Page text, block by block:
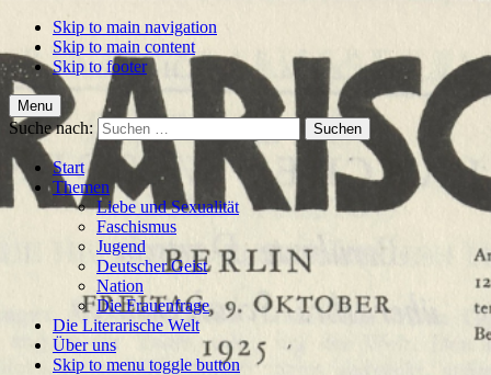
Skip to main navigation
Skip to main content
Skip to footer
Menu
Suche nach:
Start
Themen
Liebe und Sexualität
Faschismus
Jugend
Deutscher Geist
Nation
Die Frauenfrage
Die Literarische Welt
Über uns
Skip to menu toggle button